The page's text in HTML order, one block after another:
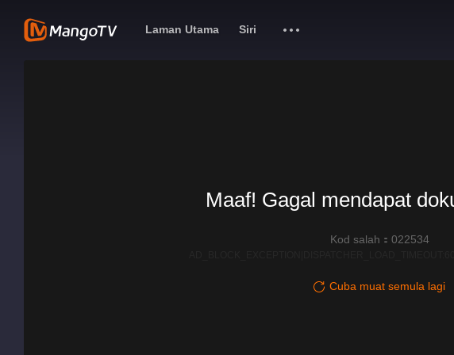
Laman Utama Siri
Maaf! Gagal mendapat
Kod salah：022534
Cuba muat semula lagi